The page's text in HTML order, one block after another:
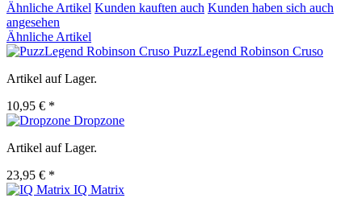
Ähnliche Artikel Kunden kauften auch Kunden haben sich auch
angesehen
Ähnliche Artikel
PuzzLegend Robinson Cruso
Artikel auf Lager.
10,95 € *
Dropzone
Artikel auf Lager.
23,95 € *
IQ Matrix